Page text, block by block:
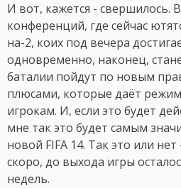
И вот, кажется - свершилось.
конференций, где сейчас
на-2, коих под вечера
одновременно, наконец,
баталии пойдут по новым
плюсами, которые даёт
игрокам. И, если это будет
мне так это будет самым
новой FIFA 14. Так это или
скоро, до выхода игры
недель.